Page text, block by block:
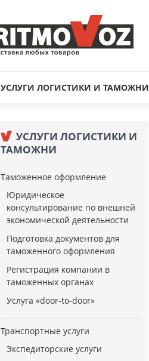
УСЛУГИ ЛОГИСТИКИ И ТАМОЖНИ
УСЛУГИ ЛОГИСТИКИ И
ТАМОЖНИ
Таможенное оформление
Юридическое
консультирование по внешней
экономической деятельности
Подготовка документов для
таможенного оформления
Регистрация компании в
таможенных органах
Услуга «door-to-door»
Транспортные услуги
Экспедиторские услуги